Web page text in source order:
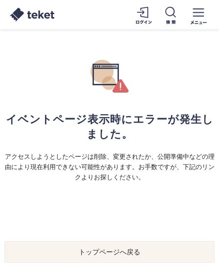
イベントページ表示時にエラーが発生し
ました。
アクセスしようとしたページは削除、変更されたか、公開準備中などの理
由により現在利用できない可能性があります。お手数ですが、下記のリン
クよりお探しください。
トップページへ戻る